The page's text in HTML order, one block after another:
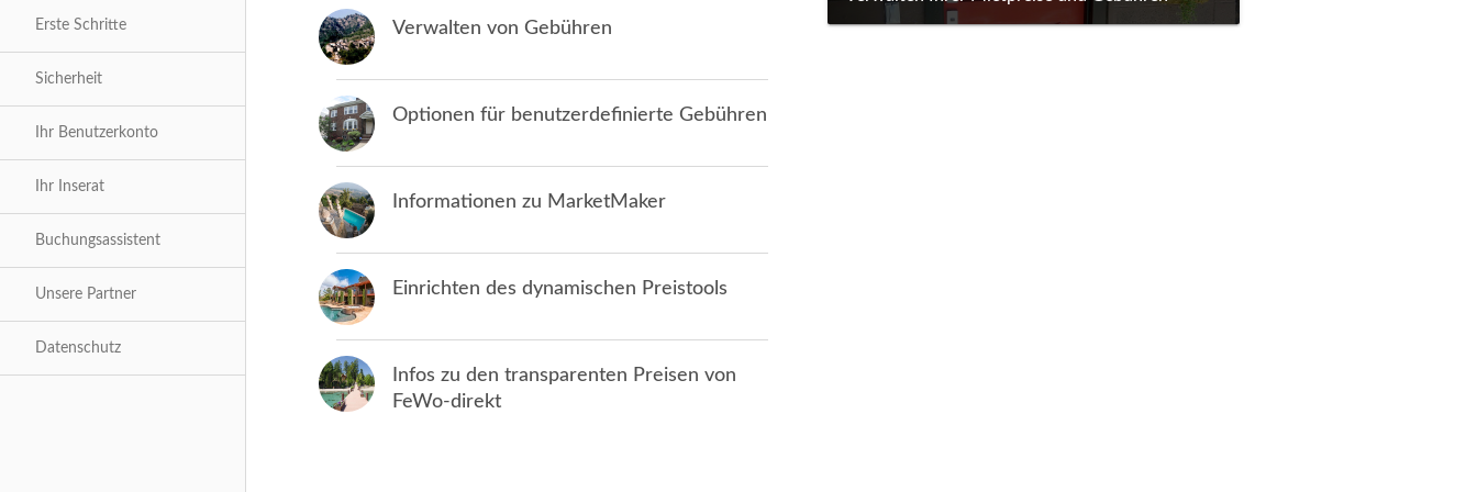
Erste Schritte
Sicherheit
Ihr Benutzerkonto
Ihr Inserat
Buchungsassistent
Unsere Partner
Datenschutz
Ausstattung
Mietpreise
Verwalten von Gebühren
Optionen für benutzerdefinierte Gebühren
Informationen zu MarketMaker
Einrichten des dynamischen Preistools
Infos zu den transparenten Preisen von
FeWo-direkt